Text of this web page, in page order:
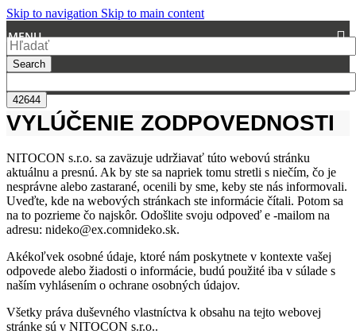
Skip to navigation Skip to main content
MENU
Search
VYLÚČENIE ZODPOVEDNOSTI
NITOCON s.r.o. sa zaväzuje udržiavať túto webovú stránku
aktuálnu a presnú. Ak by ste sa napriek tomu stretli s niečím, čo je
nesprávne alebo zastarané, ocenili by sme, keby ste nás informovali.
Uveďte, kde na webových stránkach ste informácie čítali. Potom sa
na to pozrieme čo najskôr. Odošlite svoju odpoveď e -mailom na
adresu: nideko@ex.comnideko.sk.
Akékoľvek osobné údaje, ktoré nám poskytnete v kontexte vašej
odpovede alebo žiadosti o informácie, budú použité iba v súlade s
naším vyhlásením o ochrane osobných údajov.
Všetky práva duševného vlastníctva k obsahu na tejto webovej
stránke sú v NITOCON s.r.o..